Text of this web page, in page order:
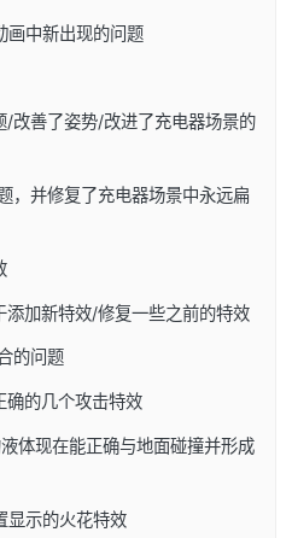
画中新出现的问题
改善了姿势/改进了充电器场景的
，并修复了充电器场景中永远扁
加新特效/修复一些之前的特效
的问题
确的几个攻击特效
体现在能正确与地面碰撞并形成
显示的火花特效